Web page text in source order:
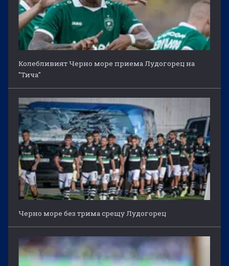
Колебливият Черно море приема Лудогорец на
"Тича"
Черно море без трима срещу Лудогорец